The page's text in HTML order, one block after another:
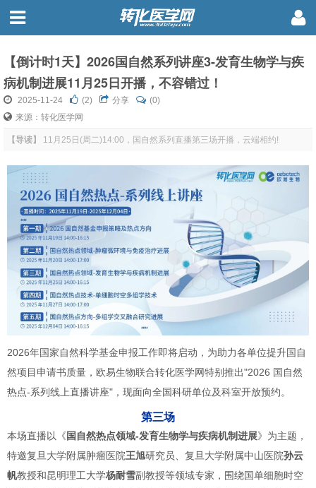
【倒计时1天】2026国自然系列讲座3-发育生物学与疾
病机制进展11月25日开播，不容错过！
2025-11-24 (2) 分享
(0)
来源：转化医学网
【导读】 11月25日(周二)14:00，国自然系列直播第三场开播，云端相约!
2026年国家自然科学基金申报工作即将启动，为助力各单位提升国自
然项目申请书质量，欧易生物联合转化医学网特别推出"2026 国自然
热点-系列线上直播讲座"，现面向全国科研单位及科室开放预约。
第三场
本场直播以《国自然热点领域-发育生物学与疾病机制进展》为主题，
特邀复旦大学附属肿瘤医院王旭研究员、复旦大学附属中山医院孙云
帆教授和昆明理工大学杨耐雪副教授等领域专家，围绕国单细胞时空